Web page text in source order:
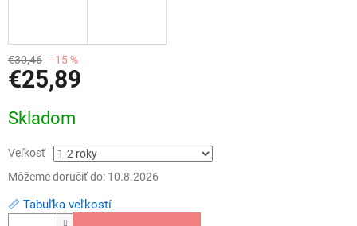
€30,46 –15 %
€25,89
cena:
Skladom
Veľkosť
Môžeme doručiť do: 10.8.2026
📏 Tabuľka veľkostí